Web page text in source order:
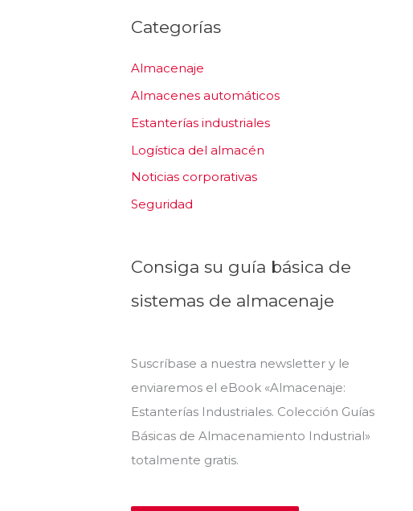
Categorías
Almacenaje
Almacenes automáticos
Estanterías industriales
Logística del almacén
Noticias corporativas
Seguridad
Consiga su guía básica de
sistemas de almacenaje
Suscríbase a nuestra newsletter y le
enviaremos el eBook «Almacenaje:
Estanterías Industriales. Colección Guías
Básicas de Almacenamiento Industrial»
totalmente gratis.